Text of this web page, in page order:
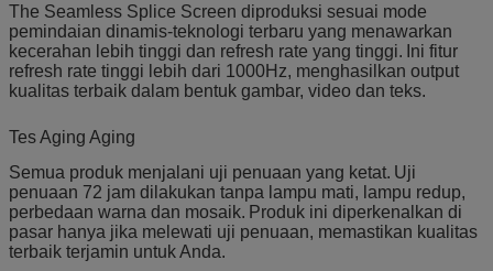
The Seamless Splice Screen diproduksi sesuai mode
pemindaian dinamis-teknologi terbaru yang menawarkan
kecerahan lebih tinggi dan refresh rate yang tinggi. Ini fitur
refresh rate tinggi lebih dari 1000Hz, menghasilkan output
kualitas terbaik dalam bentuk gambar, video dan teks.
Tes Aging Aging
Semua produk menjalani uji penuaan yang ketat. Uji
penuaan 72 jam dilakukan tanpa lampu mati, lampu redup,
perbedaan warna dan mosaik. Produk ini diperkenalkan di
pasar hanya jika melewati uji penuaan, memastikan kualitas
terbaik terjamin untuk Anda.